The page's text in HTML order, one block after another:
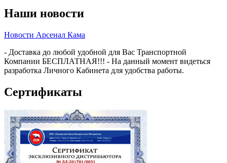
Наши новости
Новости Арсенал Кама
- Доставка до любой удобной для Вас Транспортной
Компании БЕСПЛАТНАЯ!!! - На данный момент видеться
разработка Личного Кабинета для удобства работы.
Сертификаты